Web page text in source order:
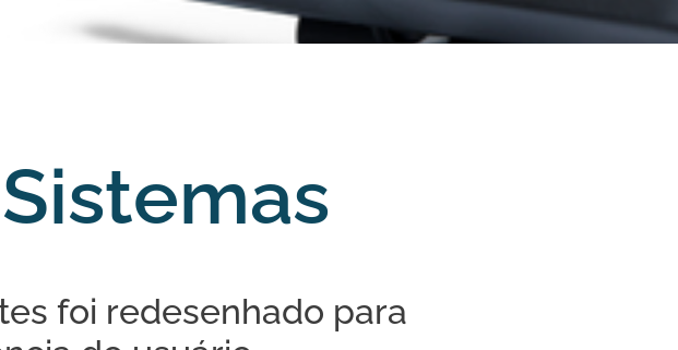
foi redesenhado para